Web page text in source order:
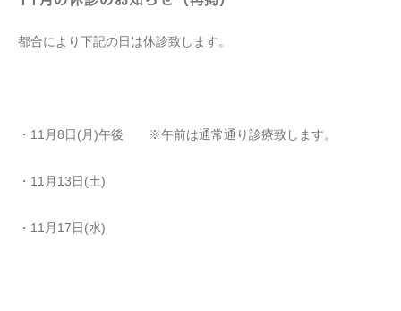
都合により下記の日は休診致します。
・11月8日(月)午後 ※午前は通常通り診療致します。
・11月13日(土)
・11月17日(水)